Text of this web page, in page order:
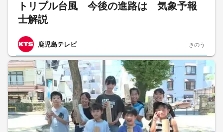
トリプル台風 今後の進路は 気象予報
士解説
鹿児島テレビ きのう